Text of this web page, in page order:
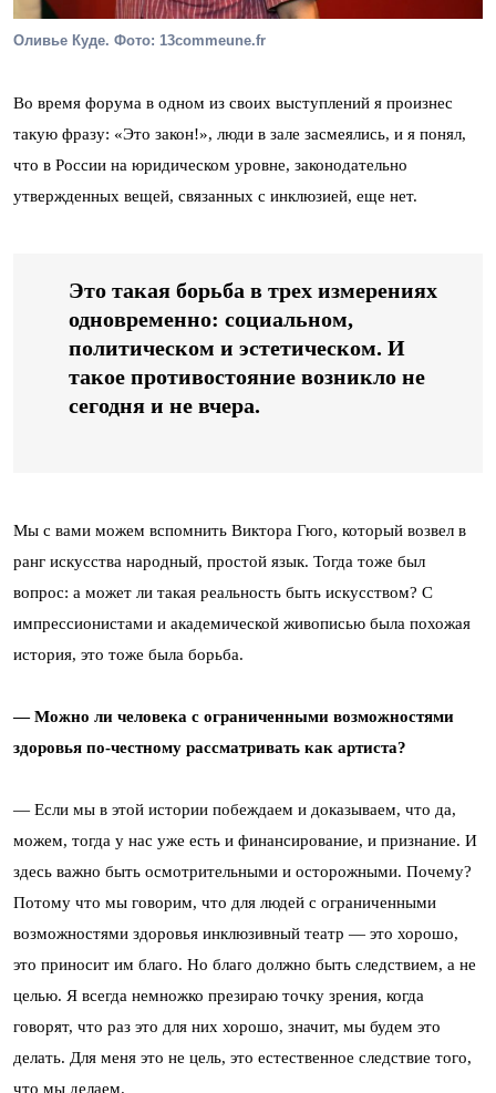
Оливье Куде. Фото: 13commeune.fr
Во время форума в одном из своих выступлений я произнес
такую фразу: «Это закон!», люди в зале засмеялись, и я понял,
что в России на юридическом уровне, законодательно
утвержденных вещей, связанных с инклюзией, еще нет.
Это такая борьба в трех измерениях
одновременно: социальном,
политическом и эстетическом. И
такое противостояние возникло не
сегодня и не вчера.
Мы с вами можем вспомнить Виктора Гюго, который возвел в
ранг искусства народный, простой язык. Тогда тоже был
вопрос: а может ли такая реальность быть искусством? С
импрессионистами и академической живописью была похожая
история, это тоже была борьба.
— Можно ли человека с ограниченными возможностями
здоровья по-честному рассматривать как артиста?
— Если мы в этой истории побеждаем и доказываем, что да,
можем, тогда у нас уже есть и финансирование, и признание. И
здесь важно быть осмотрительными и осторожными. Почему?
Потому что мы говорим, что для людей с ограниченными
возможностями здоровья инклюзивный театр — это хорошо,
это приносит им благо. Но благо должно быть следствием, а не
целью. Я всегда немножко презираю точку зрения, когда
говорят, что раз это для них хорошо, значит, мы будем это
делать. Для меня это не цель, это естественное следствие того,
что мы делаем.